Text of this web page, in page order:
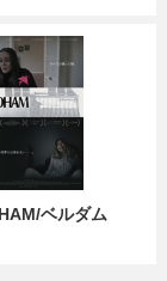
ベルダム